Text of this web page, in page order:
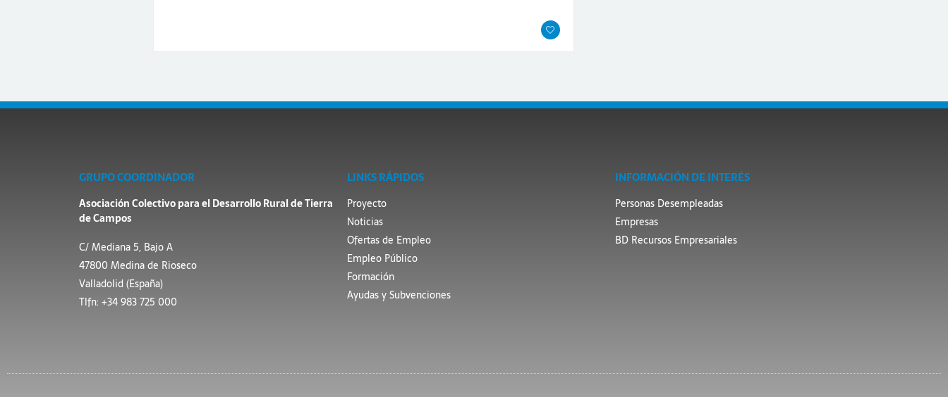
GRUPO COORDINADOR
Asociación Colectivo para el Desarrollo Rural de Tierra
de Campos
C/ Mediana 5, Bajo A
47800 Medina de Rioseco
Valladolid (España)
Tlfn: +34 983 725 000
LINKS RÁPIDOS
Proyecto
Noticias
Ofertas de Empleo
Empleo Público
Formación
Ayudas y Subvenciones
INFORMACIÓN DE INTERÉS
Personas Desempleadas
Empresas
BD Recursos Empresariales